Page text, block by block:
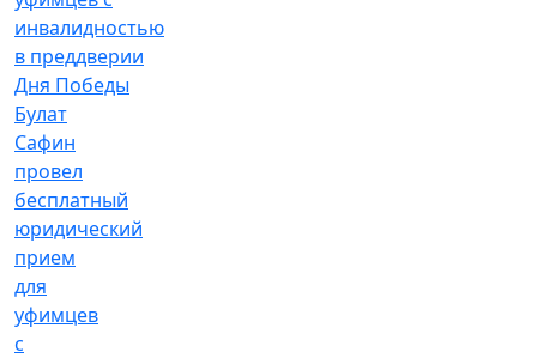
Булат
Сафин
провел
бесплатный
юридический
прием
для
уфимцев
с